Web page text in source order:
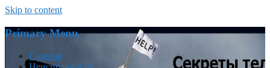
Skip to content
Primary Menu
Главная